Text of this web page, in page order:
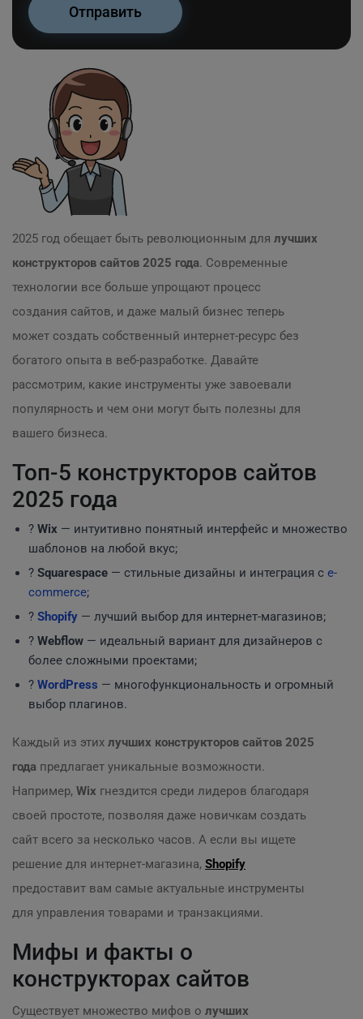
2025 год обещает быть революционным для лучших
конструкторов сайтов 2025 года. Современные
технологии все больше упрощают процесс
создания сайтов, и даже малый бизнес теперь
может создать собственный интернет-ресурс без
богатого опыта в веб-разработке. Давайте
рассмотрим, какие инструменты уже завоевали
популярность и чем они могут быть полезны для
вашего бизнеса.
Топ-5 конструкторов сайтов
2025 года
? Wix — интуитивно понятный интерфейс и множество
шаблонов на любой вкус;
? Squarespace — стильные дизайны и интеграция с e-
commerce;
? Shopify — лучший выбор для интернет-магазинов;
? Webflow — идеальный вариант для дизайнеров с
более сложными проектами;
? WordPress — многофункциональность и огромный
выбор плагинов.
Каждый из этих лучших конструкторов сайтов 2025
года предлагает уникальные возможности.
Например, Wix гнездится среди лидеров благодаря
своей простоте, позволяя даже новичкам создать
сайт всего за несколько часов. А если вы ищете
решение для интернет-магазина, Shopify
предоставит вам самые актуальные инструменты
для управления товарами и транзакциями.
Мифы и факты о
конструкторах сайтов
Существует множество мифов о лучших